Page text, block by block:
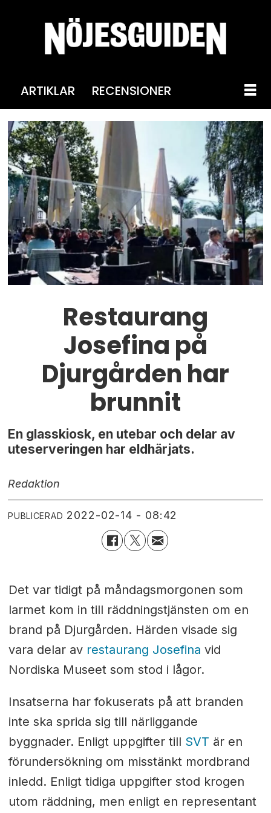
ARTIKLAR RECENSIONER
Restaurang
Josefina på
Djurgården har
brunnit
En glasskiosk, en utebar och delar av
uteserveringen har eldhärjats.
Redaktion
PUBLICERAD 2022-02-14 - 08:42
Det var tidigt på måndagsmorgonen som
larmet kom in till räddningstjänsten om en
brand på Djurgården. Härden visade sig
vara delar av restaurang Josefina vid
Nordiska Museet som stod i lågor.
Insatserna har fokuserats på att branden
inte ska sprida sig till närliggande
byggnader. Enligt uppgifter till SVT är en
förundersökning om misstänkt mordbrand
inledd. Enligt tidiga uppgifter stod krogen
utom räddning, men enligt en representant